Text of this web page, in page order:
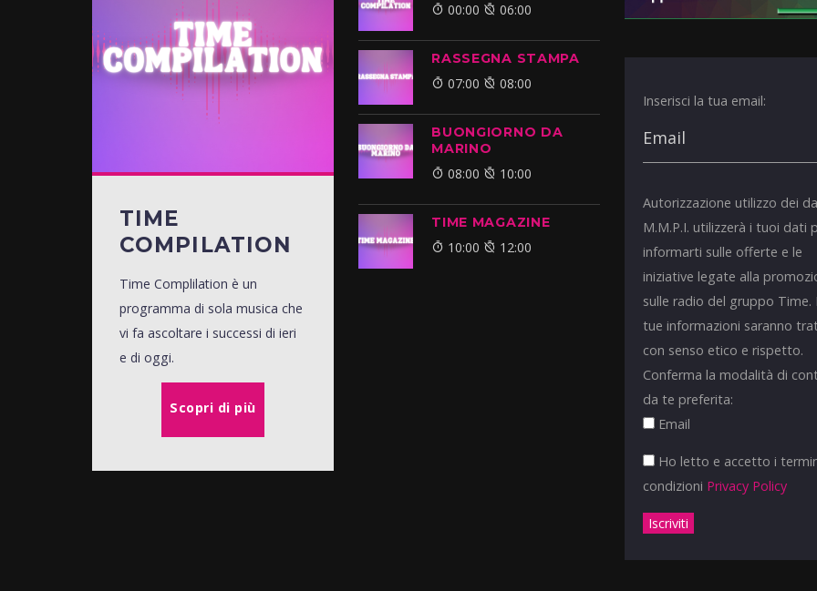
TIME
COMPILATION
Time Complilation è un
programma di sola musica che
vi fa ascoltare i successi di ieri
e di oggi.
Scopri di più
00:00 06:00
RASSEGNA STAMPA
07:00 08:00
BUONGIORNO DA
MARINO
08:00 10:00
TIME MAGAZINE
10:00 12:00
Inserisci la tua email:
Autorizzazione utilizzo dei
M.M.P.I. utilizzerà i tuoi dati
informarti sulle offerte e le
iniziative legate alla
sulle radio del gruppo Time.
tue informazioni saranno
con senso etico e rispetto.
Conferma la modalità di
da te preferita:
Email
Ho letto e accetto i
condizioni Privacy Policy